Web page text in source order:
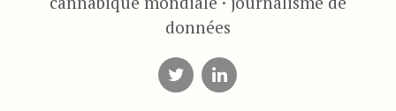
données